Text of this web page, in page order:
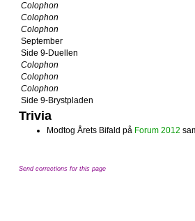
Colophon
Colophon
Colophon
September
Side 9-Duellen
Colophon
Colophon
Colophon
Side 9-Brystpladen
Trivia
Modtog Årets Bifald på Forum 2012
Send corrections for this page